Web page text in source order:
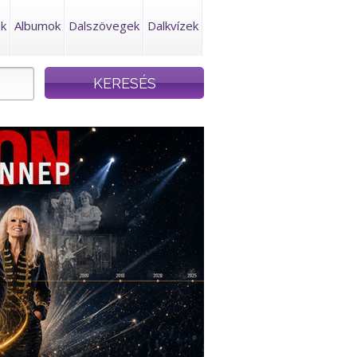
Albumok Dalszövegek Dalkvízek